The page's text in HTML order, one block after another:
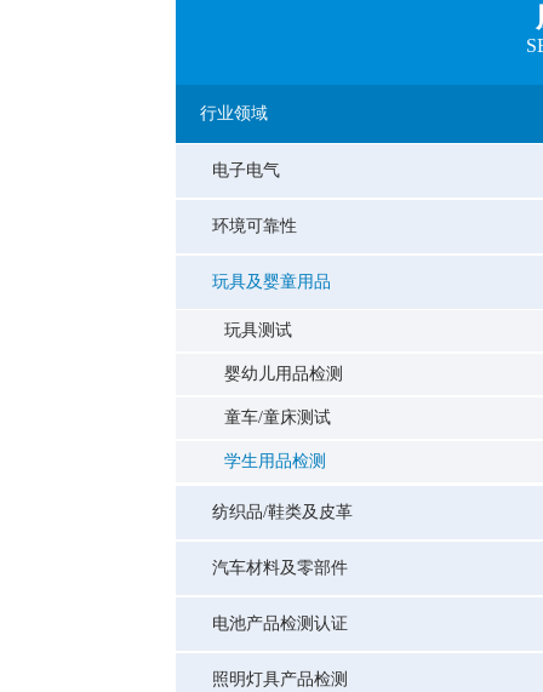
行业领域
电子电气
环境可靠性
玩具及婴童用品
玩具测试
婴幼儿用品检测
童车/童床测试
学生用品检测
纺织品/鞋类及皮革
汽车材料及零部件
电池产品检测认证
照明灯具产品检测